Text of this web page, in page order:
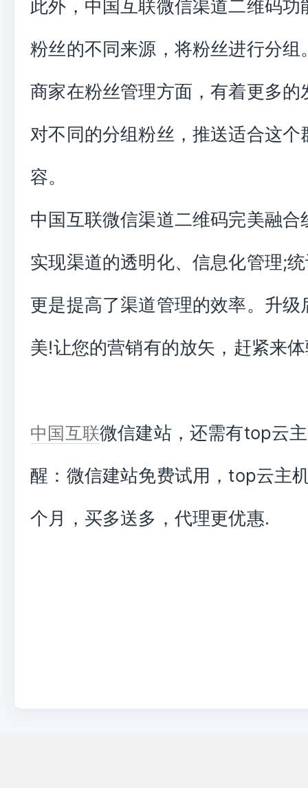
此外，中国互联微信渠道二维码功
粉丝的不同来源，将粉丝进行分组
商家在粉丝管理方面，有着更多的
对不同的分组粉丝，推送适合这个
容。
中国互联微信渠道二维码完美融合
实现渠道的透明化、信息化管理;
更是提高了渠道管理的效率。升级
美!让您的营销有的放矢，赶紧来
中国互联微信建站，还需有top云
醒：微信建站免费试用，top云主
个月，买多送多，代理更优惠.